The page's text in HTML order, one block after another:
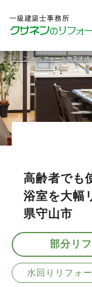
トップ >リフォーム施工実績
高齢者でも
浴室を大幅
県守山市
部分リ
水回りリフォ